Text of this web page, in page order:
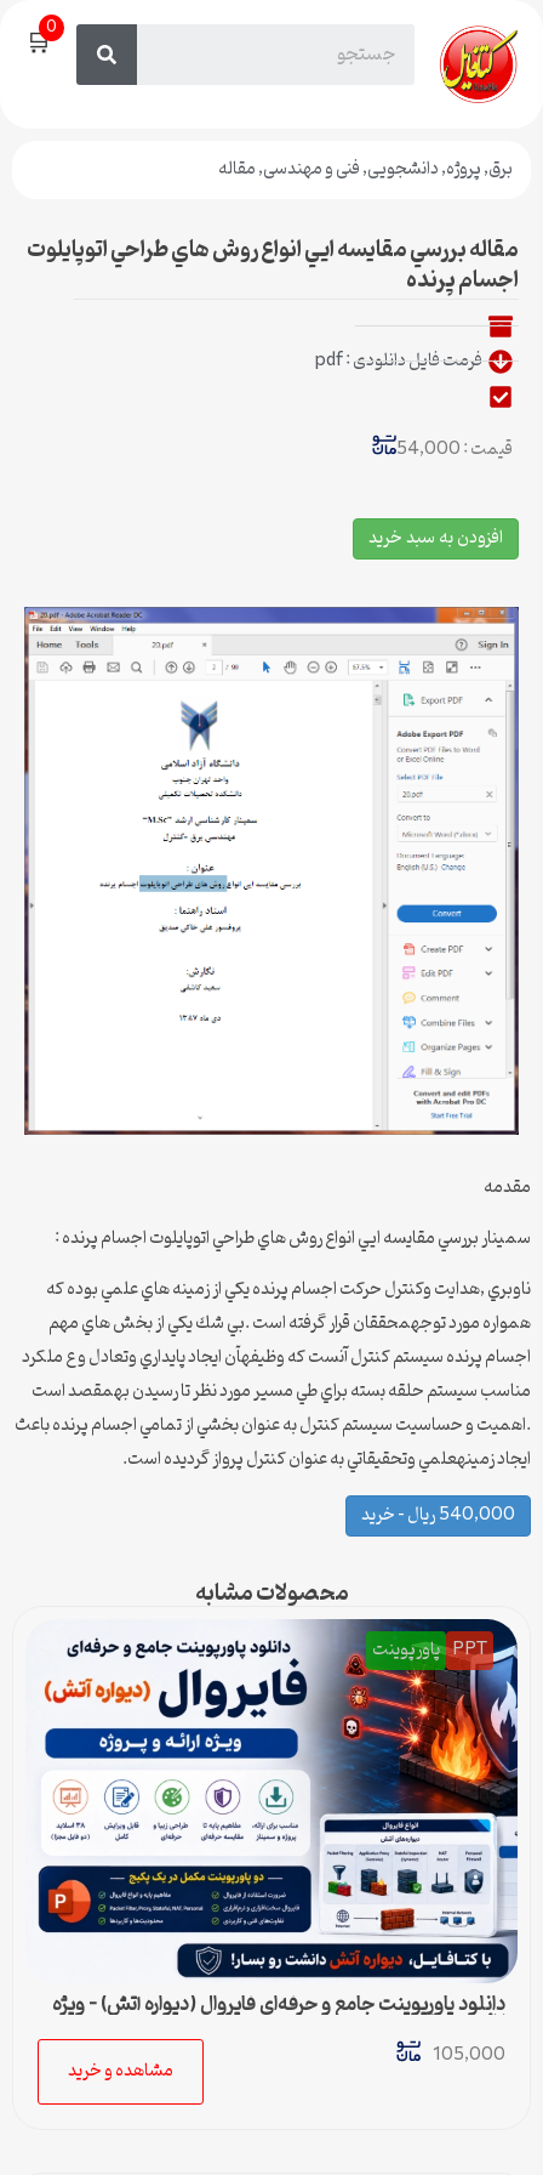
🛒0
برق,پروژه,دانشجویی,فنی و مهندسی,مقاله
مقاله بررسي مقايسه ايي انواع روش هاي طراحي اتوپايلوت
اجسام پرنده
فرمت فایل دانلودی : pdf
قیمت : 54,000
افزودن به سبد خرید
مقدمه
سمینار بررسي مقايسه ايي انواع روش هاي طراحي اتوپايلوت اجسام پرنده :
ناوبري ,هدايت وكنترل حركت اجسام پرنده يكي از زمينه هاي علمي بوده كه
همواره مورد توجهمحققان قرار گرفته است .بي شك يكي از بخش هاي مهم
اجسام پرنده سيستم كنترل آنست كه وظيفهآن ايجاد پايداري وتعادل و ع ملكرد
مناسب سيستم حلقه بسته براي طي مسير مورد نظر تا رسيدن بهمقصد است
.اهميت و حساسيت سيستم كنترل به عنوان بخشي از تمامي اجسام پرنده باعث
ايجاد زمينهعلمي وتحقيقاتي به عنوان كنترل پرواز گرديده است.
540,000 ریال – خرید
محصولات مشابه
PPT پاورپوینت
دانلود پاورپوینت جامع و حرفه‌ای فایروال (دیواره آتش) – ویژه
ارائه و پروژه
105,000
مشاهده و خرید